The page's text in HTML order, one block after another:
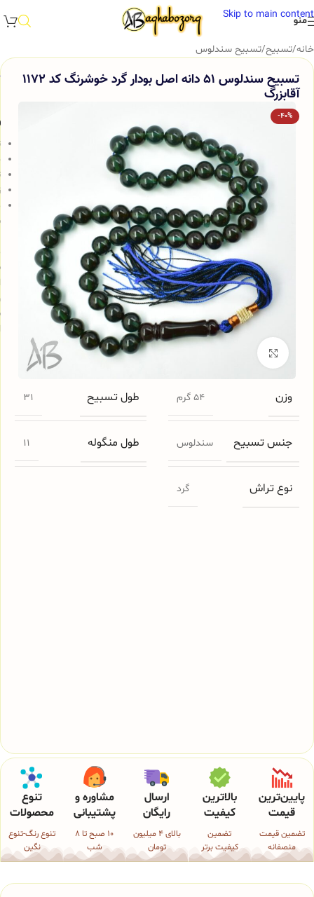
Skip to main content
منو
خانه/تسبیح/تسبیح سندلوس
تسبیح سندلوس 51 دانه اصل بودار گرد خوشرنگ کد 1172
آقابزرگ
-40%
برای بزرگنمایی کلیک کنید
وزن 54 گرم طول تسبیح 31
جنس تسبیح سندلوس طول منگوله 11
نوع تراش گرد
پایین‌ترین
قیمت
تضمین قیمت
منصفانه
بالاترین
کیفیت
تضمین
کیفیت برتر
ارسال
رایگان
بالای 4 میلیون
تومان
مشاوره و
پشتیبانی
10 صبح تا 8
شب
تنوع
محصولات
تنوع رنگ-تنوع
نگین